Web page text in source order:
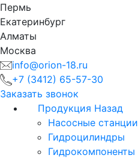
Пермь
Екатеринбург
Алматы
Москва
info@orion-18.ru
+7 (3412) 65-57-30
Заказать звонок
Продукция Назад
Насосные станции
Гидроцилиндры
Гидрокомпоненты